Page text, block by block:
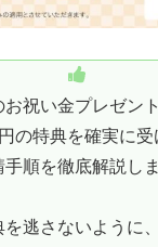
お祝い金プレゼン
の特典を確実に
順を徹底解説しま
逃さないように